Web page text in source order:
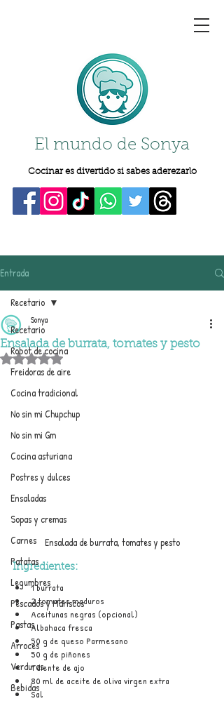
El mundo de Sonya
Cocinar es divertido si sabes aderezarlo
Entrada
Recetario
Robot de cocina
Freidoras de aire
Cocina tradicional
No sin mi Chupchup
No sin mi Gm
Cocina asturiana
Postres y dulces
Ensaladas
Sopas y cremas
Carnes
Patatas
Legumbres
Pescados y Mariscos
Pastas
Arroces
Verduras
Bebidas
Recetario
Ensalada de burrata, tomates y pesto
Sonya
Obtuvo NaN de 5 estrellas.
Ensalada de burrata, tomates y pesto
Ingredientes:
1 burrata
2 tomates maduros
Aceitunas negras (opcional)
Albahaca fresca
50 g de queso Parmesano
50 g de piñones
1 diente de ajo
80 ml de aceite de oliva virgen extra
Sal